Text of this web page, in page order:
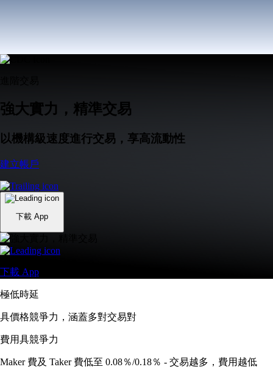
強大實力，精準交易
以機構級速度進行交易，享高流動性
建立帳戶
下載 App
下載 App
極低時延
具價格競爭力，涵蓋多對交易對
費用具競爭力
Maker 費及 Taker 費低至 0.08％/0.18％ - 交易越多，費用越低